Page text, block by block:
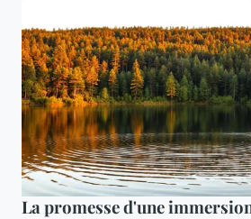
La promesse d'une